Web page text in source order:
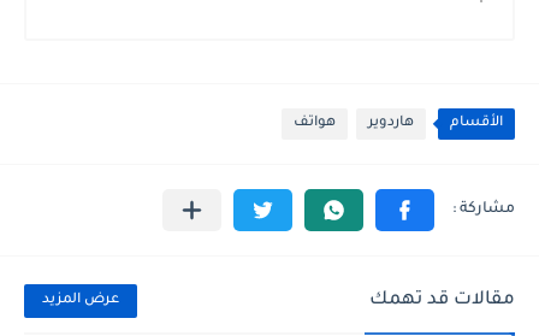
الأقسام هاردوير هواتف
مقالات قد تهمك عرض المزيد